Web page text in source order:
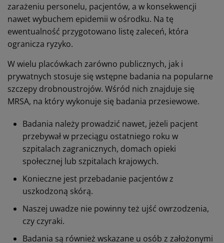
zarażeniu personelu, pacjentów, a w konsekwencji
nawet wybuchem epidemii w ośrodku. Na tę
ewentualność przygotowano listę zaleceń, która
ogranicza ryzyko.
W wielu placówkach zarówno publicznych, jak i
prywatnych stosuje się wstępne badania na popularne
szczepy drobnoustrojów. Wśród nich znajduje się
MRSA, na który wykonuje się badania przesiewowe.
Badania należy prowadzić nawet, jeżeli pacjent
przebywał w przeciągu ostatniego roku w
szpitalach zagranicznych, domach opieki
społecznej lub szpitalach krajowych.
Konieczne jest przebadanie pacjentów z
uszkodzoną skórą.
Naszej uwadze nie powinny też ujść owrzodzenia,
czy czyraki.
Badania są również wskazane u osób z założonymi